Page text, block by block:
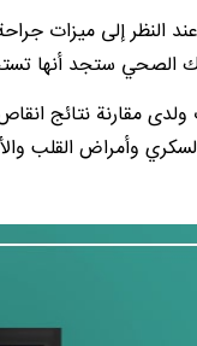
النظر إلى ميزات
الصحي ستجد أنها
مقارنة نتائج انقاص
وأمراض القلب